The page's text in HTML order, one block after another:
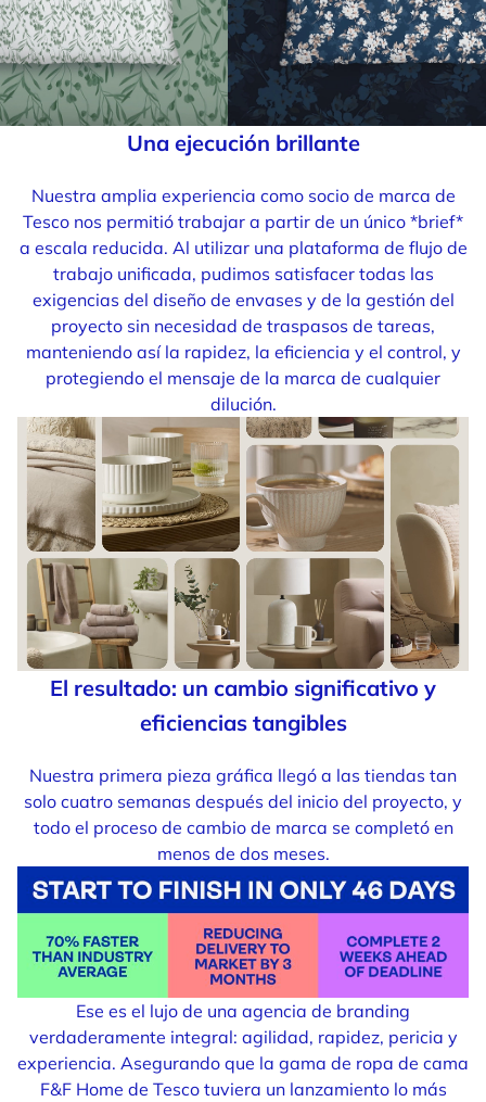
Una ejecución brillante
Nuestra amplia experiencia como socio de marca de
Tesco nos permitió trabajar a partir de un único *brief*
a escala reducida. Al utilizar una plataforma de flujo de
trabajo unificada, pudimos satisfacer todas las
exigencias del diseño de envases y de la gestión del
proyecto sin necesidad de traspasos de tareas,
manteniendo así la rapidez, la eficiencia y el control, y
protegiendo el mensaje de la marca de cualquier
dilución.
El resultado: un cambio significativo y
eficiencias tangibles
Nuestra primera pieza gráfica llegó a las tiendas tan
solo cuatro semanas después del inicio del proyecto, y
todo el proceso de cambio de marca se completó en
menos de dos meses.
Ese es el lujo de una agencia de branding
verdaderamente integral: agilidad, rapidez, pericia y
experiencia. Asegurando que la gama de ropa de cama
F&F Home de Tesco tuviera un lanzamiento lo más